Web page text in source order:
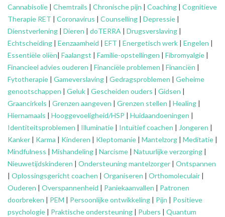
Cannabisolie | Chemtrails | Chronische pijn | Coaching | Cognitieve
Therapie RET | Coronavirus | Counselling | Depressie |
Dienstverlening | Dieren | doTERRA | Drugsverslaving |
Echtscheiding | Eenzaamheid | EFT | Energetisch werk | Engelen |
Essentiële oliën| Faalangst | Familie-opstellingen | Fibromyalgie |
Financieel advies ouderen | Financiële problemen | Financiën |
Fytotherapie | Gameverslaving | Gedragsproblemen | Geheime
genootschappen | Geluk | Gescheiden ouders | Gidsen |
Graancirkels | Grenzen aangeven | Grenzen stellen | Healing |
Hiernamaals | Hooggevoeligheid/HSP | Huidaandoeningen |
Identiteitsproblemen | Illuminatie | Intuïtief coachen | Jongeren |
Kanker | Karma | Kinderen | Kleptomanie | Mantelzorg | Meditatie |
Mindfulness | Mishandeling | Narcisme | Natuurlijke verzorging |
Nieuwetijdskinderen | Ondersteuningmantelzorger | Ontspannen
| Oplossingsgericht coachen | Organiseren | Orthomoleculair |
Ouderen | Overspannenheid | Paniekaanvallen | Patronen
doorbreken | PEM | Persoonlijke ontwikkeling | Pijn | Positieve
psychologie | Praktische ondersteuning | Pubers | Quantum